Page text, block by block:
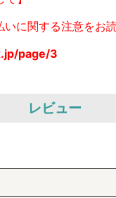
に関する注意をお読
page/3
レビュー